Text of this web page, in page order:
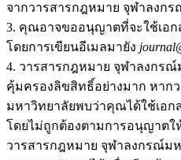
จากวารสารกฎหมาย จุฬาลงก
3. คุณอาจขออนุญาตที่จะใช้เอ
โดยการเขียนอีเมลมายัง
4. วารสารกฎหมาย จุฬาลงกรณ์
คุ้มครองลิขสิทธิ์อย่างมาก หาก
มหาวิทยาลัยพบว่าคุณได้ใช้เอ
โดยไม่ถูกต้องตามการอนุญาตใ
วารสารกฎหมาย จุฬาลงกรณ์ม